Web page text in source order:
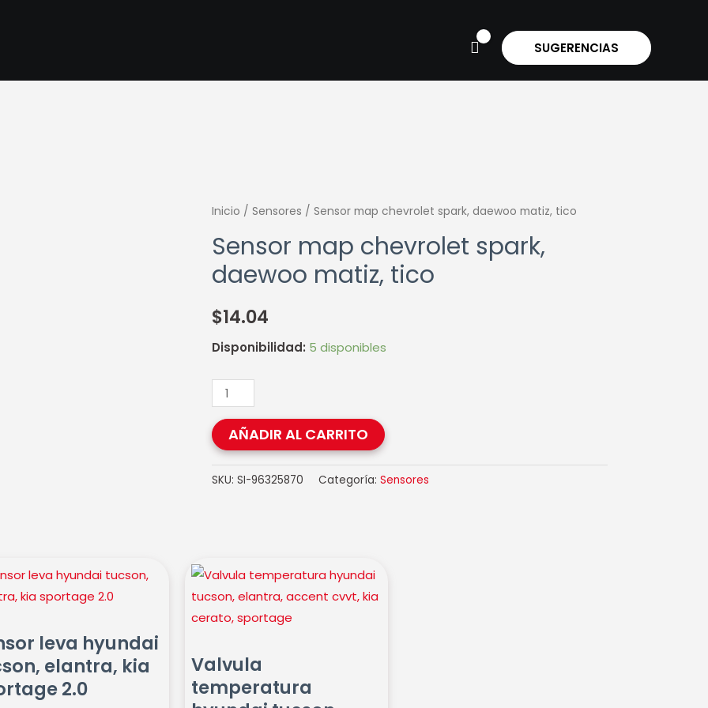
SUGERENCIAS
Inicio / Sensores / Sensor map chevrolet spark, daewoo matiz, tico
Sensor map chevrolet spark,
daewoo matiz, tico
$14.04
Disponibilidad: 5 disponibles
Sensor
chevrolet
spark,
matiz,
tico
AÑADIR AL CARRITO
SKU: SI-96325870 Categoría: Sensores
leva hyundai
elantra, kia
2.0
Valvula
temperatura
Valvula
temperatura
hyundai
accent
cvvt,